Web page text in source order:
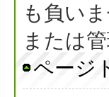
も負い
または
ページ